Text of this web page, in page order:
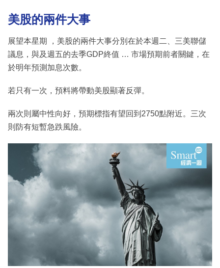
美股的兩件大事
展望本星期 ，美股的兩件大事分別在於本週二、三美聯儲
議息，與及週五的去季GDP終值 … 市場預期前者關鍵，在
於明年預測加息次數。
若只有一次，預料將帶動美股顯著反彈。
兩次則屬中性向好，預期標指有望回到2750點附近。三次
則防有短暫急跌風險。